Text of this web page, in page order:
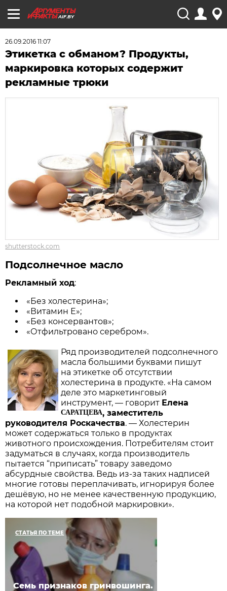
AIF.BY
26.09.2016 11:07
Этикетка с обманом? Продукты,
маркировка которых содержит
рекламные трюки
shutterstock.com
Подсолнечное масло
Рекламный ход:
«Без холестерина»;
«Витамин Е»;
«Без консервантов»;
«Отфильтровано серебром».
Ряд производителей подсолнечного
масла большими буквами пишут
на этикетке об отсутствии
холестерина в продукте. «На самом
деле это маркетинговый
инструмент, — говорит Елена
САРАТЦЕВА, заместитель
руководителя Роскачества. — Холестерин
может содержаться только в продуктах
животного происхождения. Потребителям стоит
задуматься в случаях, когда производитель
пытается “приписать” товару заведомо
абсурдные свойства. Ведь из-за таких надписей
многие готовы переплачивать, игнорируя более
дешёвую, но не менее качественную продукцию,
на которой нет подобной маркировки».
СТАТЬЯ ПО ТЕМЕ
Семь признаков гринвошинга.